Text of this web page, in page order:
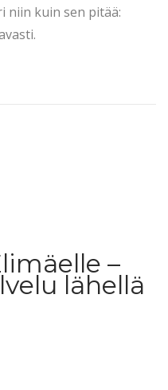
niin kuin sen pitää:
–
lähellä